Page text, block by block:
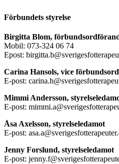
Förbundets styrelse
Birgitta Blom,
Mobil: 073-324 06 74
Epost:
Carina Hansols, vice
E-post:
Mimmi Andersson,
E-post:
Åsa Axelsson, styrelseledamot
E-post:
Jenny Forslund, styrelseledamot
E-post: